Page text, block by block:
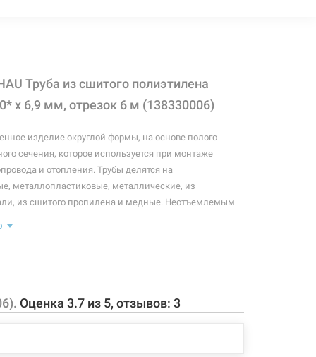
655 грн Нет в наличии
Труба из сшитого полиэтилена
x 6,9 мм, отрезок 6 м (138330006)
изделие округлой формы, на основе полого
сечения, которое используется при монтаже
и отопления. Трубы делятся на
металлопластиковые, металлические, из
из сшитого пропилена и медные. Неотъемлемым
трубы, главным вопросом должно быть качество
металлические трубы.
из сшитого полиэтилена и применяется в водяных
Оценка 3.7 из 5, отзывов: 3